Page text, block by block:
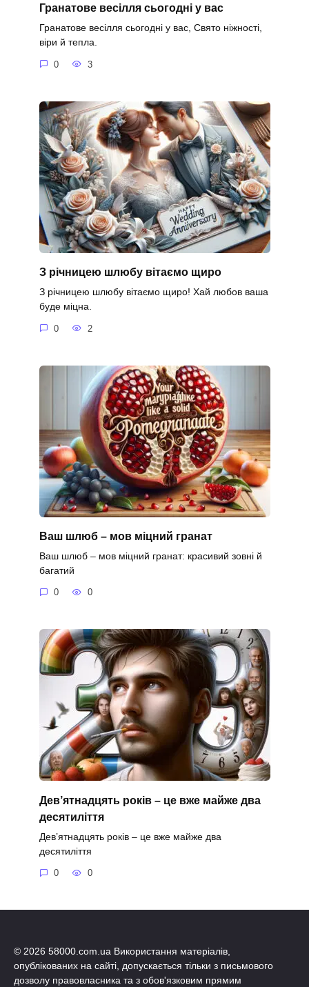
Гранатове весілля сьогодні у вас
Гранатове весілля сьогодні у вас, Свято ніжності,
віри й тепла.
0 3
З річницею шлюбу вітаємо щиро
З річницею шлюбу вітаємо щиро! Хай любов ваша
буде міцна.
0 2
Ваш шлюб – мов міцний гранат
Ваш шлюб – мов міцний гранат: красивий зовні й
багатий
0 0
Дев’ятнадцять років – це вже майже два
десятиліття
Дев’ятнадцять років – це вже майже два
десятиліття
0 0
© 2026 58000.com.ua Використання матеріалів,
опублікованих на сайті, допускається тільки з письмового
дозволу правовласника та з обов'язковим прямим